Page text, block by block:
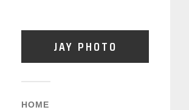
JAY PHOTO
HOME